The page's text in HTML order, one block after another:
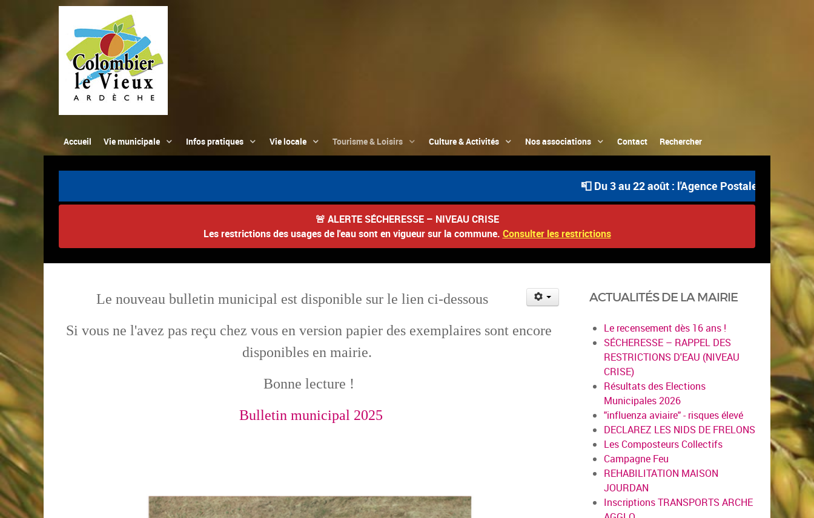
Accueil Vie municipale Infos pratiques Vie locale Tourisme & Loisirs Culture & Activités Nos associations Contact Rechercher
📮 Du 3 au 22 août : l'Agence Postale Communale
🚨 ALERTE SÉCHERESSE – NIVEAU CRISE
Les restrictions des usages de l'eau sont en vigueur sur la commune. Consulter les restrictions
Le nouveau bulletin municipal est disponible sur le lien ci-dessous
Si vous ne l'avez pas reçu chez vous en version papier des exemplaires sont encore
disponibles en mairie.
Bonne lecture !
Bulletin municipal 2025
ACTUALITÉS DE LA MAIRIE
Le recensement dès 16 ans !
SÉCHERESSE – RAPPEL DES
RESTRICTIONS D'EAU (NIVEAU
CRISE)
Résultats des Elections
Municipales 2026
"influenza aviaire" - risques élevé
DECLAREZ LES NIDS DE FRELONS
Les Composteurs Collectifs
Campagne Feu
REHABILITATION MAISON
JOURDAN
Inscriptions TRANSPORTS ARCHE